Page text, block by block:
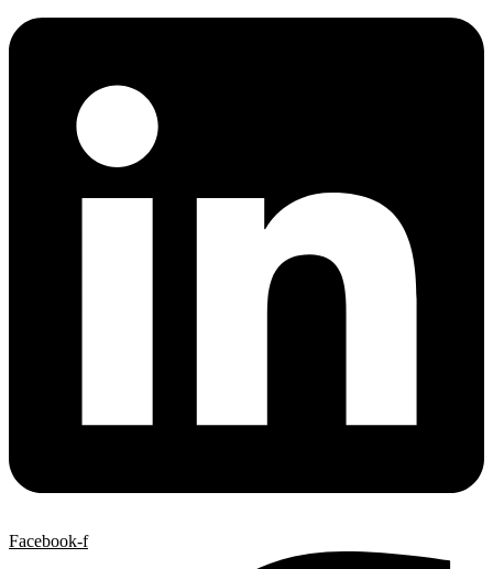
Facebook-f